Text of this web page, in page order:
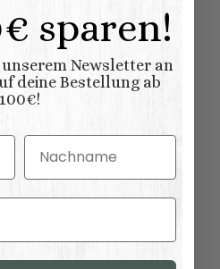
cm
wir:
sparen!
Newsletter an
deine Bestellung ab
100€!
Nachname